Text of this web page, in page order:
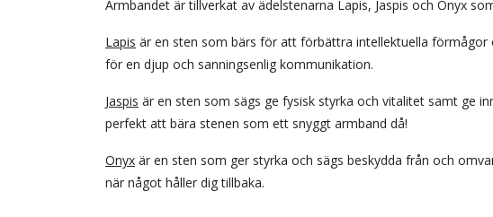
Armbandet är tillverkat av ädelstenarna Lapis, Jaspis och Onyx
Lapis är en sten som bärs för att förbättra intellektuella förmågor
för en djup och sanningsenlig kommunikation.
Jaspis är en sten som sägs ge fysisk styrka och vitalitet samt ge
perfekt att bära stenen som ett snyggt armband då!
Onyx är en sten som ger styrka och sägs beskydda från och
när något håller dig tillbaka.